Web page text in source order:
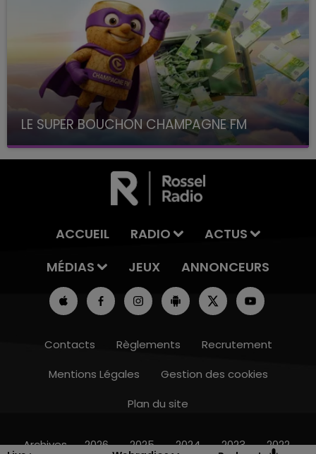
16h00 - 20h00
LE SUPER BOUCHON CHAMPAGNE FM
avec La Famille Champagne FM, à 8H10
ACCUEIL RADIO
ACTUS
MÉDIAS
JEUX ANNONCEURS
Contacts Règlements
Recrutement
Mentions Légales
Gestion des cookies
Plan du site
Archives 2026 2025 2024 2023 2022